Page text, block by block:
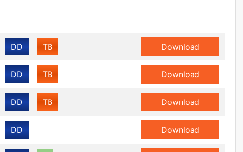
DD TB Download
DD TB Download
DD TB Download
DD Download